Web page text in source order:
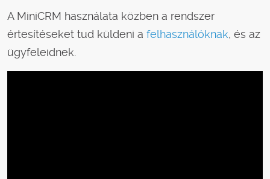
A MiniCRM használata közben a rendszer
értesítéseket tud küldeni a felhasználóknak, és az
ügyfeleidnek.